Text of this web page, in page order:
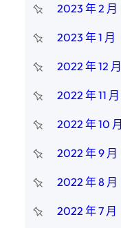
2023 年 2 月
2023 年 1 月
2022 年 12 月
2022 年 11 月
2022 年 10 月
2022 年 9 月
2022 年 8 月
2022 年 7 月